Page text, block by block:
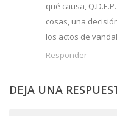
qué causa,
cosas, una
los actos de
Responder
DEJA UNA